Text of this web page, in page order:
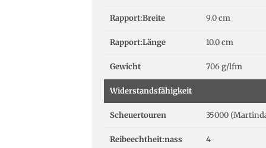
Rapport:Breite 9.0 cm
Rapport:Länge 10.0 cm
Gewicht 706 g/lfm
Widerstandsfähigkeit
Scheuertouren 35000
Reibeechtheit:nass 4